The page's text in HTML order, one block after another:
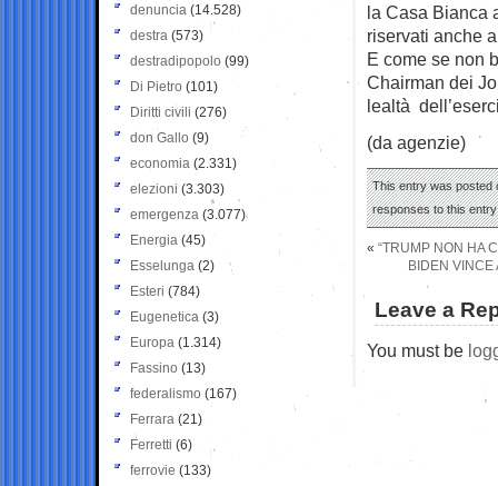
la Casa Bianca
riservati anche
E come se non
Chairman dei
lealtà
(da agenzie)
This entry was posted
responses to this
« “TRUMP NON HA
BIDEN VINCE
Leave a
You must be
denuncia (14.528)
destra (573)
destradipopolo (99)
Di Pietro (101)
Diritti civili (276)
don Gallo (9)
economia (2.331)
elezioni (3.303)
emergenza (3.077)
Energia (45)
Esselunga (2)
Esteri (784)
Eugenetica (3)
Europa (1.314)
Fassino (13)
federalismo (167)
Ferrara (21)
Ferretti (6)
ferrovie (133)